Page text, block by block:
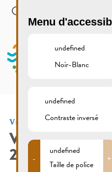
Skip to main content
Vide Dressing
VIDE
Menu
undefined
Noir-Blanc
undefined
Contraste inversé
-
undefined
Taille de police
+